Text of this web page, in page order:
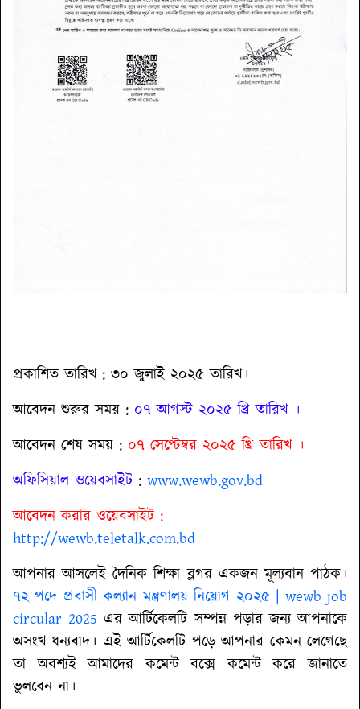
প্রকাশিত তারিখ : ৩০ জুলাই ২০২৫ তারিখ।
আবেদন শুরুর সময় : ০৭ আগস্ট ২০২৫ খ্রি তারিখ ।
আবেদন শেষ সময় : ০৭ সেপ্টেম্বর ২০২৫ খ্রি তারিখ ।
অফিসিয়াল ওয়েবসাইট : www.wewb.gov.bd
আবেদন করার ওয়েবসাইট :
http://wewb.teletalk.com.bd
আপনার আসলেই দৈনিক শিক্ষা ব্লগর একজন মূল্যবান পাঠক।
৭২ পদে প্রবাসী কল্যান মন্ত্রণালয় নিয়োগ ২০২৫ | wewb job
circular 2025 এর আর্টিকেলটি সম্পন্ন পড়ার জন্য আপনাকে
অসংখ ধন্যবাদ। এই আর্টিকেলটি পড়ে আপনার কেমন লেগেছে
তা অবশ্যই আমাদের কমেন্ট বক্সে কমেন্ট করে জানাতে
ভুলবেন না।